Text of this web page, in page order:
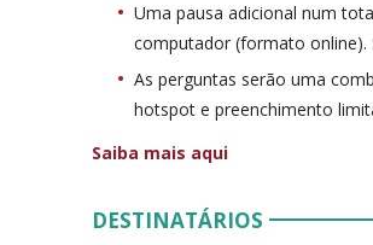
Uma pausa adicional num
computador (formato online).
As perguntas serão uma
hotspot e preenchimento
Saiba mais aqui
DESTINATÁRIOS